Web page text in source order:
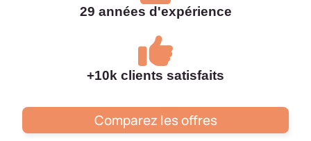
29 années d'expérience
+10k clients satisfaits
Comparez les offres